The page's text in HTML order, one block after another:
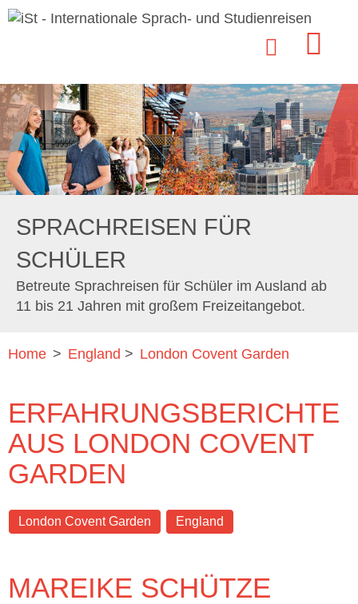
SPRACHREISEN FÜR
SCHÜLER
Betreute Sprachreisen für Schüler im Ausland ab
11 bis 21 Jahren mit großem Freizeitangebot.
Home > England > London Covent Garden
ERFAHRUNGSBERICHTE
AUS LONDON COVENT
GARDEN
London Covent Garden England
MAREIKE SCHÜTZE